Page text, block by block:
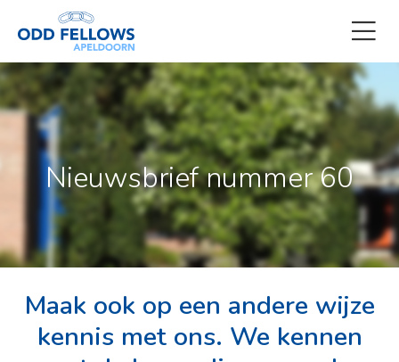
Nieuwsbrief nummer 60
Maak ook op een andere wijze
kennis met ons. We kennen